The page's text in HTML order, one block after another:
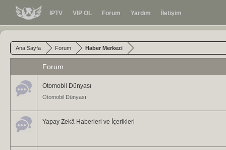
IPTV VIP OL Forum Yardım İletişim
Ana Sayfa Forum Haber Merkezi
Forum
Otomobil Dünyası
Otomobil Dünyası
Yapay Zekâ Haberleri ve İçerikleri